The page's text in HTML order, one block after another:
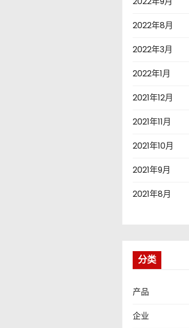
2022年8月
2022年3月
2022年1月
2021年12月
2021年11月
2021年10月
2021年9月
2021年8月
分类
产品
企业